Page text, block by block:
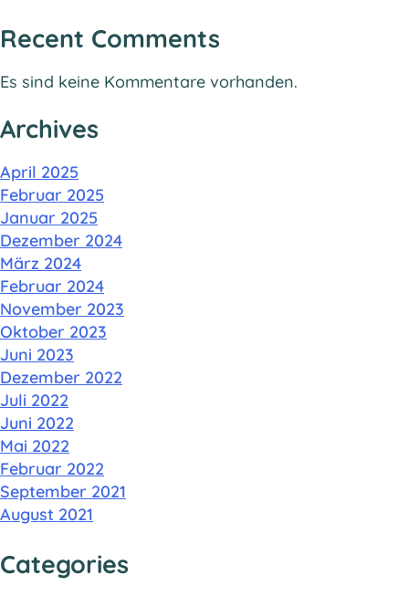
Recent Comments
Es sind keine Kommentare vorhanden.
Archives
April 2025
Februar 2025
Januar 2025
Dezember 2024
März 2024
Februar 2024
November 2023
Oktober 2023
Juni 2023
Dezember 2022
Juli 2022
Juni 2022
Mai 2022
Februar 2022
September 2021
August 2021
Categories